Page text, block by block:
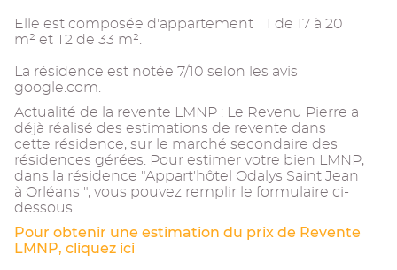
Elle est composée d'appartement T1 de 17 à 20
m² et T2 de 33 m².
La résidence est notée 7/10 selon les avis
google.com.
Actualité de la revente LMNP : Le Revenu Pierre a
déjà réalisé des estimations de revente dans
cette résidence, sur le marché secondaire des
résidences gérées. Pour estimer votre bien LMNP,
dans la résidence "Appart'hôtel Odalys Saint Jean
à Orléans ", vous pouvez remplir le formulaire ci-
dessous.
Pour obtenir une estimation du prix de Revente
LMNP, cliquez ici